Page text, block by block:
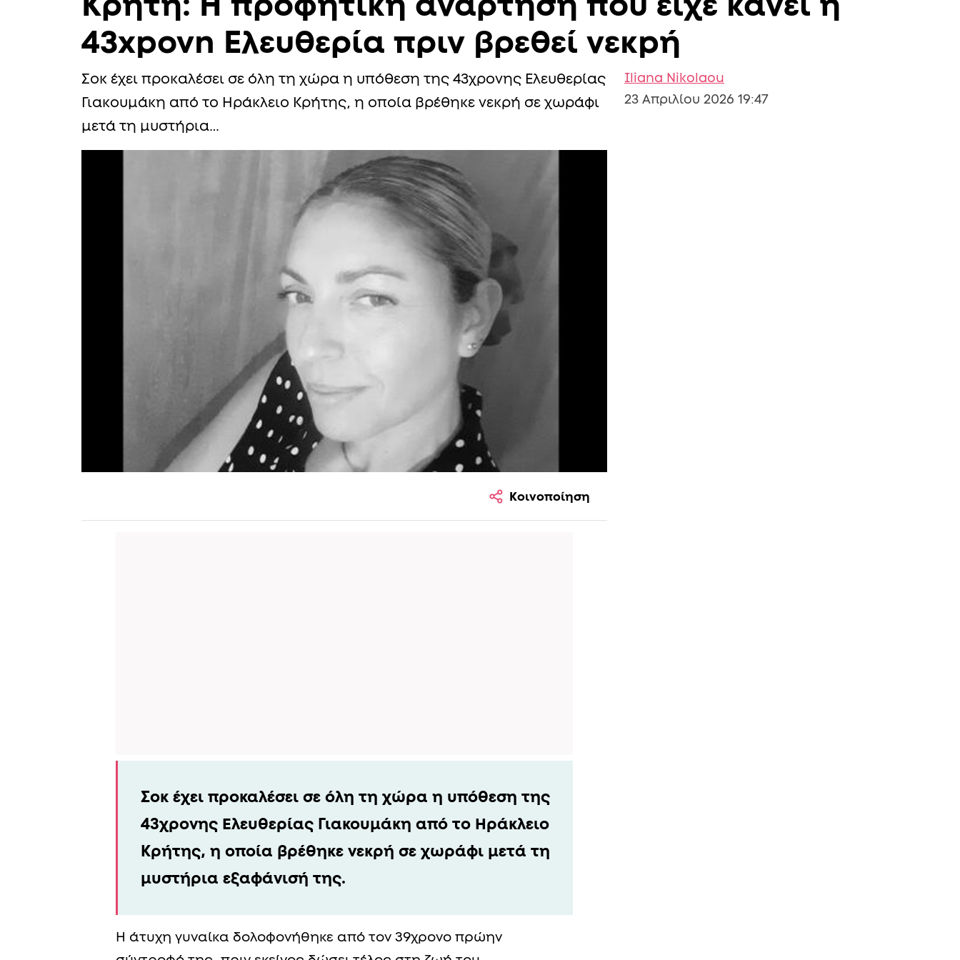
Κρήτη: Η προφητική ανάρτηση που είχε κάνει η
43xpovn Ελευθερία πριν βρεθεί νεκpή
Σοκ έχει προκαλέσει σε όλη τη χώρα η υπόθεση της 43χρονης Ελευθερίας
Γιακουμάκη από το Ηράκλειο Κρήτης, η οποία βρέθηκε νεκρή σε χωράφι
μετά τη μυστήρια…
Iliana Nikolaou
23 Απριλίου 2026 19:47
Κοινοποίηση
Σοκ έχει προκαλέσει σε όλη τη χώρα η υπόθεση της
43χρονης Ελευθερίας Γιακουμάκη από το Ηράκλειο
Κρήτης, η οποία βρέθηκε νεκρή σε χωράφι μετά τη
μυστήρια εξαφάνισή της.
Η άτυχη γυναίκα δολοφονήθηκε από τον 39χρονο πρώην